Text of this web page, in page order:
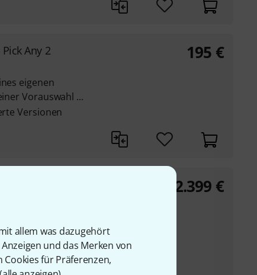
allem was dazugehört
und das Merken von
Cookies für Präferenzen,
Any 2
eigenen
Vorauswahl ...
Versionen
195 €
Bibliothek
Tape- und
2.399 €